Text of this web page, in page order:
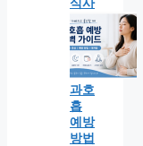
식사
과호
흡
예방
방법